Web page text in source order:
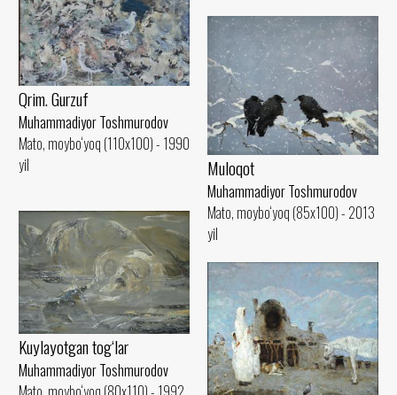
Qrim. Gurzuf
Muhammadiyor Toshmurodov
Mato, moybo‘yoq (110x100) - 1990
yil
Muloqot
Muhammadiyor Toshmurodov
Mato, moybo‘yoq (85x100) - 2013
yil
Kuylayotgan tog‘lar
Muhammadiyor Toshmurodov